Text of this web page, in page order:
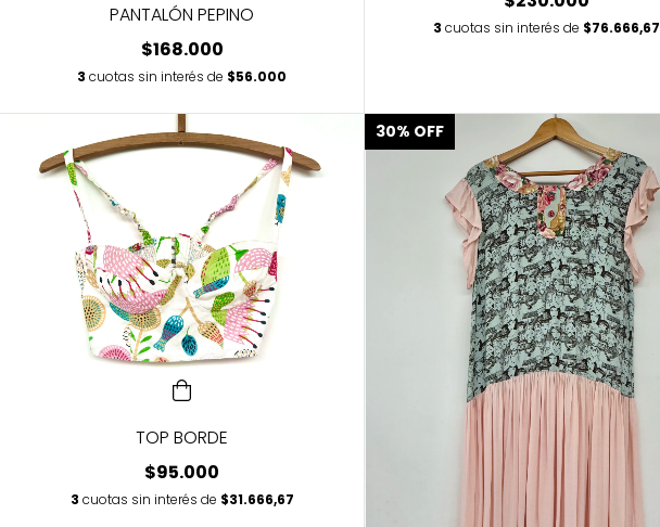
PANTALÓN PEPINO
$168.000
3 cuotas sin interés de $56.000
3 cuotas sin interés de $76.666,67
TOP BORDE
$95.000
3 cuotas sin interés de $31.666,67
30% OFF